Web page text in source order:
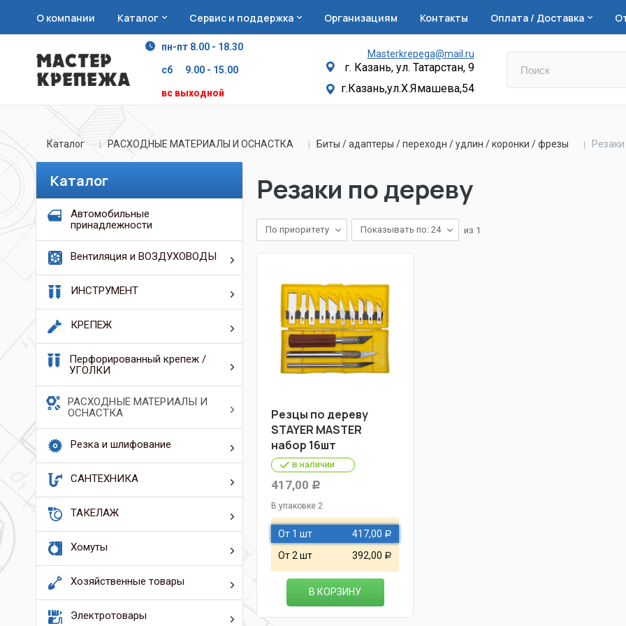
О компании Каталог Сервис и поддержка Организациям Контакты Оплата / Доставка
пн-пт 8.00 - 18.30
сб 9.00 - 15.00
вс выходной
Masterkrepega@mail.ru
г. Казань, ул. Татарстан, 9
г.Казань,ул.Х.Ямашева,54
Каталог РАСХОДНЫЕ МАТЕРИАЛЫ И ОСНАСТКА Биты / адаптеры / переходн / удлин / коронки / фрезы
Каталог
Автомобильные
принадлежности
Вентиляция и ВОЗДУХОВОДЫ
ИНСТРУМЕНТ
КРЕПЕЖ
Перфорированный крепеж /
УГОЛКИ
РАСХОДНЫЕ МАТЕРИАЛЫ И
ОСНАСТКА
Резка и шлифование
САНТЕХНИКА
ТАКЕЛАЖ
Хомуты
Хозяйственные товары
Электротовары
Резаки по дереву
По приоритету Показывать по: 24 из 1
Резцы по дереву
STAYER MASTER
набор 16шт
в наличии
417,00 Р
В упаковке 2
От 1 шт 417,00 Р
От 2 шт 392,00 Р
В КОРЗИНУ